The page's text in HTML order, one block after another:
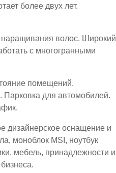
более двух лет.
наращивания волос. Широкий
с многогранными
помещений.
Парковка для автомобилей.
дизайнерское оснащение и
моноблок MSI, ноутбук
мебель, принадлежности и